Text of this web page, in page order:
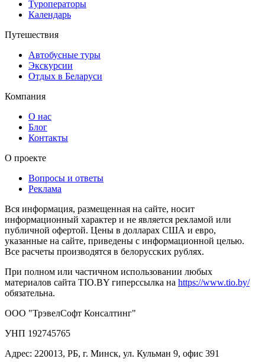
Туроператоры
Календарь
Путешествия
Автобусные туры
Экскурсии
Отдых в Беларуси
Компания
О нас
Блог
Контакты
О проекте
Вопросы и ответы
Реклама
Вся информация, размещенная на сайте, носит
информационный характер и не является рекламой или
публичной офертой. Цены в долларах США и евро,
указанные на сайте, приведены с информационной целью.
Все расчеты производятся в белорусских рублях.
При полном или частичном использовании любых
материалов сайта TIO.BY гиперссылка на https://www.tio.by/
обязательна.
ООО "ТрэвелСофт Консалтинг"
УНП 192745765
Адрес: 220013, РБ, г. Минск, ул. Кульман 9, офис 391